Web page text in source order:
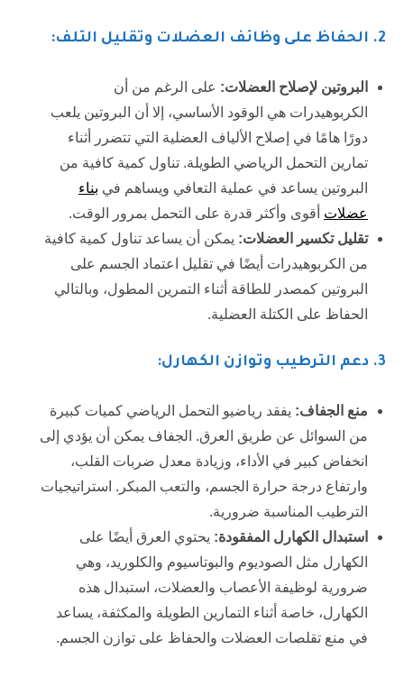
2. الحفاظ على وظائف العضلات وتقليل التلف:
البروتين لإصلاح العضلات: على الرغم من أن
الكربوهيدرات هي الوقود الأساسي، إلا أن البروتين يلعب
دورًا هامًا في إصلاح الألياف العضلية التي تتضرر أثناء
تمارين التحمل الرياضي الطويلة. تناول كمية كافية من
البروتين يساعد في عملية التعافي ويساهم في بناء
عضلات أقوى وأكثر قدرة على التحمل بمرور الوقت.
تقليل تكسير العضلات: يمكن أن يساعد تناول كمية كافية
من الكربوهيدرات أيضًا في تقليل اعتماد الجسم على
البروتين كمصدر للطاقة أثناء التمرين المطول، وبالتالي
الحفاظ على الكتلة العضلية.
3. دعم الترطيب وتوازن الكهارل:
منع الجفاف: يفقد رياضيو التحمل الرياضي كميات كبيرة
من السوائل عن طريق العرق. الجفاف يمكن أن يؤدي إلى
انخفاض كبير في الأداء، وزيادة معدل ضربات القلب،
وارتفاع درجة حرارة الجسم، والتعب المبكر. استراتيجيات
الترطيب المناسبة ضرورية.
استبدال الكهارل المفقودة: يحتوي العرق أيضًا على
الكهارل مثل الصوديوم والبوتاسيوم والكلوريد، وهي
ضرورية لوظيفة الأعصاب والعضلات، استبدال هذه
الكهارل، خاصة أثناء التمارين الطويلة والمكثفة، يساعد
في منع تقلصات العضلات والحفاظ على توازن الجسم.